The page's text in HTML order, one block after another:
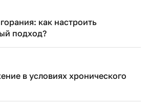
как настроить
подход?
в условиях хронического